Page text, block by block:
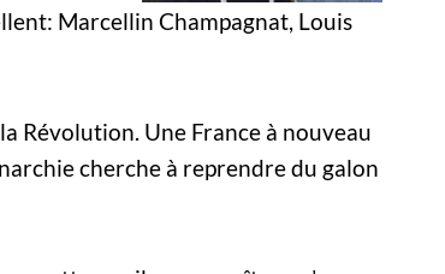
Marcellin Champagnat, Louis
Révolution. Une France à nouveau
cherche à reprendre du galon